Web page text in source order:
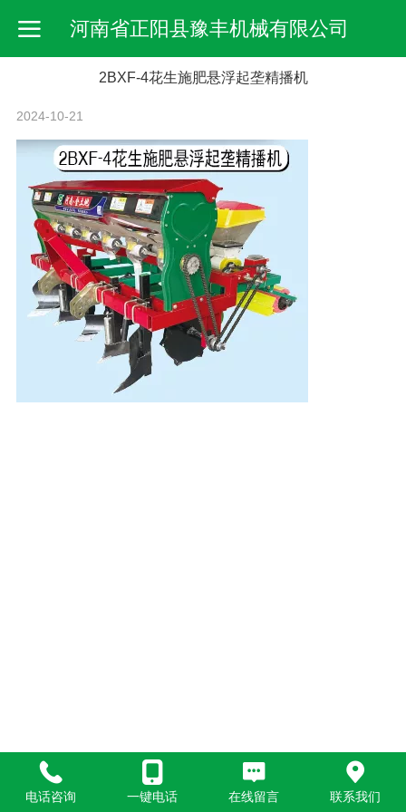
河南省正阳县豫丰机械有限公司
2BXF-4花生施肥悬浮起垄精播机
2024-10-21
电话咨询 一键电话 在线留言 联系我们